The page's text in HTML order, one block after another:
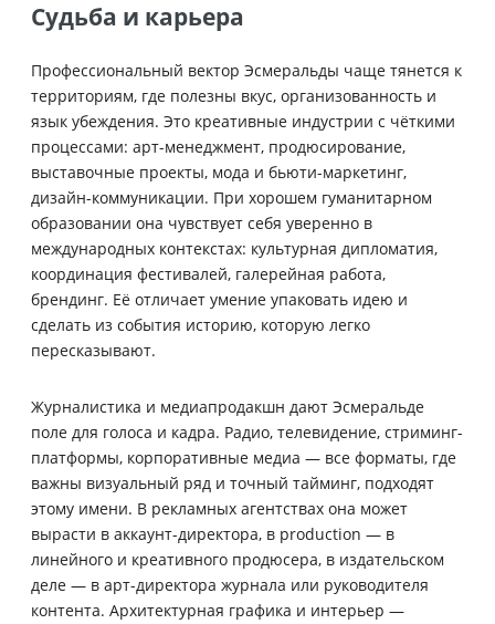
Судьба и карьера
Профессиональный вектор Эсмеральды чаще тянется к
территориям, где полезны вкус, организованность и
язык убеждения. Это креативные индустрии с чёткими
процессами: арт-менеджмент, продюсирование,
выставочные проекты, мода и бьюти-маркетинг,
дизайн-коммуникации. При хорошем гуманитарном
образовании она чувствует себя уверенно в
международных контекстах: культурная дипломатия,
координация фестивалей, галерейная работа,
брендинг. Её отличает умение упаковать идею и
сделать из события историю, которую легко
пересказывают.
Журналистика и медиапродакшн дают Эсмеральде
поле для голоса и кадра. Радио, телевидение, стриминг-
платформы, корпоративные медиа — все форматы, где
важны визуальный ряд и точный тайминг, подходят
этому имени. В рекламных агентствах она может
вырасти в аккаунт-директора, в production — в
линейного и креативного продюсера, в издательском
деле — в арт-директора журнала или руководителя
контента. Архитектурная графика и интерьер —